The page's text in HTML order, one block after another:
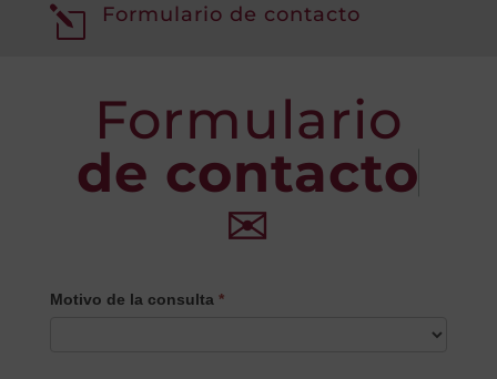
l Formulario de contacto
Formulario
de contacto
✉
CONTACTO
Motivo de la consulta *